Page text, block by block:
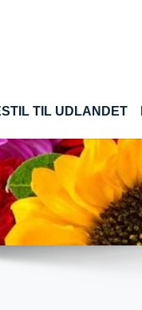
TIL UDLANDET